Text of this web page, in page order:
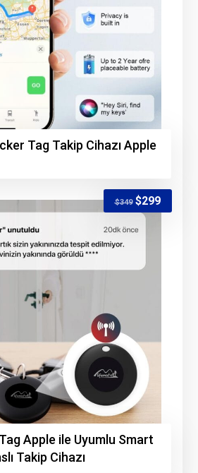
Tag Takip Cihazı Apple
Apple ile Uyumlu Smart
Takip Cihazı
$349 $299